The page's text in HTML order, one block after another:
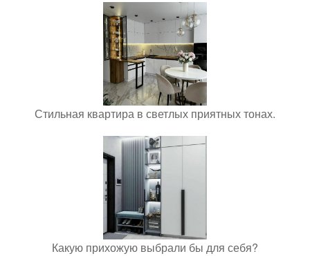
Стильная квартира в светлых приятных тонах.
Какую прихожую выбрали бы для себя?